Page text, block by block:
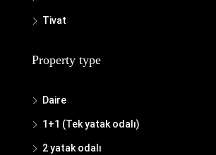
Tivat
Property type
Daire
1+1 (Tek yatak odalı)
2 yatak odalı